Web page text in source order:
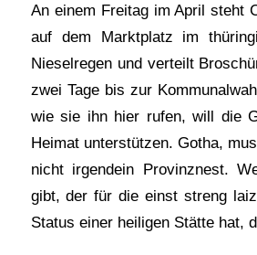
An einem Freitag im April steht
auf dem Marktplatz im
Nieselregen und verteilt
zwei Tage bis zur
wie sie ihn hier rufen, will die
Heimat unterstützen. Gotha,
nicht irgendein Provinznest.
gibt, der für die einst streng
Status einer heiligen Stätte hat,